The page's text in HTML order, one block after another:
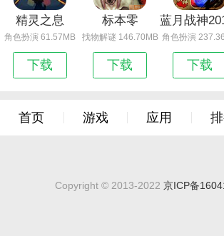
精灵之息
角色扮演 61.57MB
下载
标本零
找物解谜 146.70MB
下载
角色扮演
下载
首页 游戏 应用
Copyright © 2013-2022 京ICP备